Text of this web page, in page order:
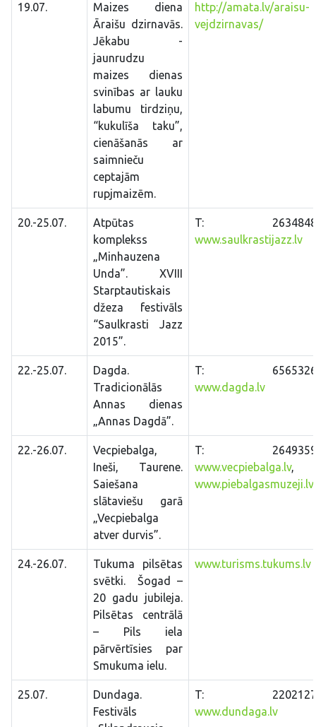
19.07.
Maizes diena
Āraišu dzirnavās.
Jēkabu -
jaunrudzu
maizes dienas
svinības ar lauku
labumu tirdziņu,
“kukulīša taku”,
cienāšanās ar
saimnieču
ceptajām
rupjmaizēm.
http://amata.lv/araisu-
vejdzirnavas/
20.-25.07.
Atpūtas
komplekss
„Minhauzena
Unda”. XVIII
Starptautiskais
džeza festivāls
“Saulkrasti Jazz
2015”.
T:
www.saulkrastijazz.lv
22.-25.07.
Dagda.
Tradicionālās
Annas dienas
„Annas Dagdā”.
T:
www.dagda.lv
22.-26.07.
Vecpiebalga,
Ineši, Taurene.
Saiešana
slātaviešu garā
„Vecpiebalga
atver durvis”.
T:
www.vecpiebalga.lv,
www.piebalgasmuzeji.lv
24.-26.07.
Tukuma pilsētas
svētki. Šogad –
20 gadu jubileja.
Pilsētas centrālā
– Pils iela
pārvērtīsies par
Smukuma ielu.
www.turisms.tukums.lv
25.07.
Dundaga.
Festivāls
T:
www.dundaga.lv